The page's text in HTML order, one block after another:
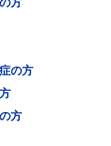
の方
方